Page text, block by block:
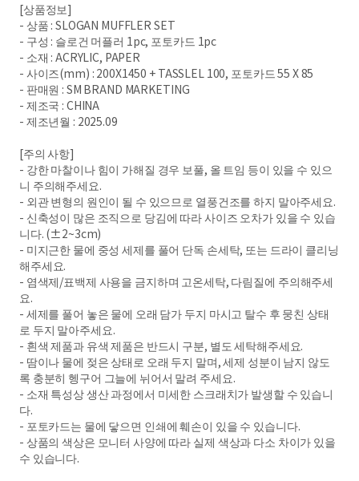
[상품정보]
- 상품 : SLOGAN MUFFLER SET
- 구성 : 슬로건 머플러 1pc, 포토카드 1pc
- 소재 : ACRYLIC, PAPER
- 사이즈(mm) : 200X1450 + TASSLEL 100, 포토카드 55 X 85
- 판매원 : SM BRAND MARKETING
- 제조국 : CHINA
- 제조년월 : 2025.09
[주의 사항]
- 강한 마찰이나 힘이 가해질 경우 보풀, 올 트임 등이 있을 수 있으
니 주의해주세요.
- 외관 변형의 원인이 될 수 있으므로 열풍건조를 하지 말아주세요.
- 신축성이 많은 조직으로 당김에 따라 사이즈 오차가 있을 수 있습
니다. (±2~3cm)
- 미지근한 물에 중성 세제를 풀어 단독 손세탁, 또는 드라이 클리닝
해주세요.
- 염색제/표백제 사용을 금지하며 고온세탁, 다림질에 주의해주세
요.
- 세제를 풀어 놓은 물에 오래 담가 두지 마시고 탈수 후 뭉친 상태
로 두지 말아주세요.
- 흰색 제품과 유색 제품은 반드시 구분, 별도 세탁해주세요.
- 땀이나 물에 젖은 상태로 오래 두지 말며, 세제 성분이 남지 않도
록 충분히 헹구어 그늘에 뉘어서 말려 주세요.
- 소재 특성상 생산 과정에서 미세한 스크래치가 발생할 수 있습니
다.
- 포토카드는 물에 닿으면 인쇄에 훼손이 있을 수 있습니다.
- 상품의 색상은 모니터 사양에 따라 실제 색상과 다소 차이가 있을
수 있습니다.